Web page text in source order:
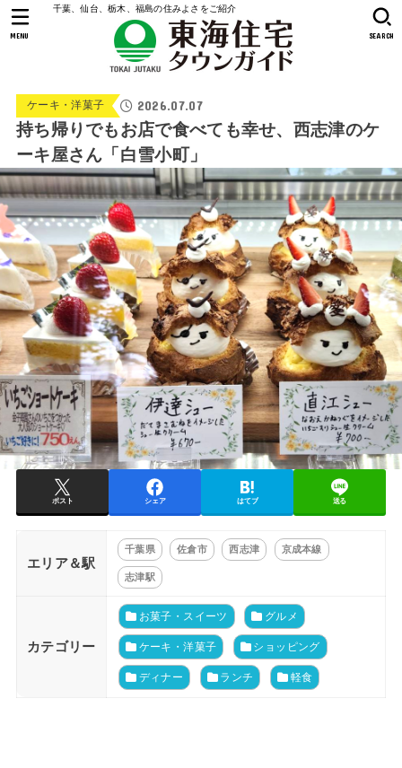
千葉、仙台、栃木、福島の住みよさをご紹介
SEARCH
MENU
ケーキ・洋菓子 2026.07.07
持ち帰りでもお店で食べても幸せ、西志津のケ
ーキ屋さん「白雪小町」
ポスト シェア はてブ 送る
エリア＆駅
千葉県 佐倉市 西志津 京成本線
志津駅
カテゴリー
お菓子・スイーツ グルメ
ケーキ・洋菓子 ショッピング
ディナー ランチ 軽食